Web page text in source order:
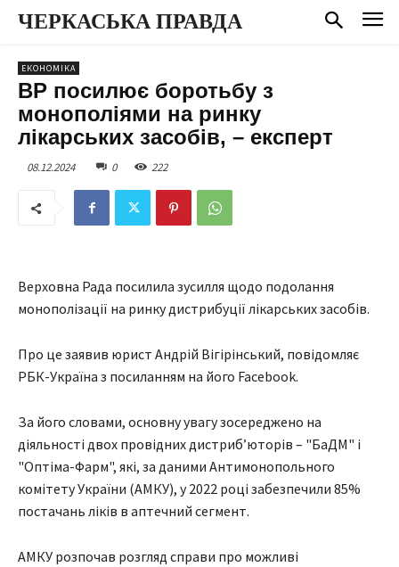
ЧЕРКАСЬКА ПРАВДА
ЕКОНОМІКА
ВР посилює боротьбу з
монополіями на ринку
лікарських засобів, – експерт
08.12.2024 0 222
Верховна Рада посилила зусилля щодо подолання
монополізації на ринку дистрибуції лікарських засобів.
Про це заявив юрист Андрій Вігірінський, повідомляє
РБК-Україна з посиланням на його Facebook.
За його словами, основну увагу зосереджено на
діяльності двох провідних дистриб’юторів – "БаДМ" і
"Оптіма-Фарм", які, за даними Антимонопольного
комітету України (АМКУ), у 2022 році забезпечили 85%
постачань ліків в аптечний сегмент.
АМКУ розпочав розгляд справи про можливі